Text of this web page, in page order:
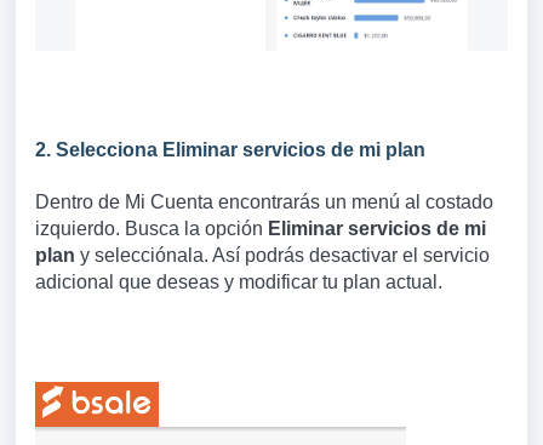
2. Selecciona Eliminar servicios de mi plan
Dentro de Mi Cuenta encontrarás un menú al costado
izquierdo. Busca la opción Eliminar servicios de mi
plan y selecciónala. Así podrás desactivar el servicio
adicional que deseas y modificar tu plan actual.